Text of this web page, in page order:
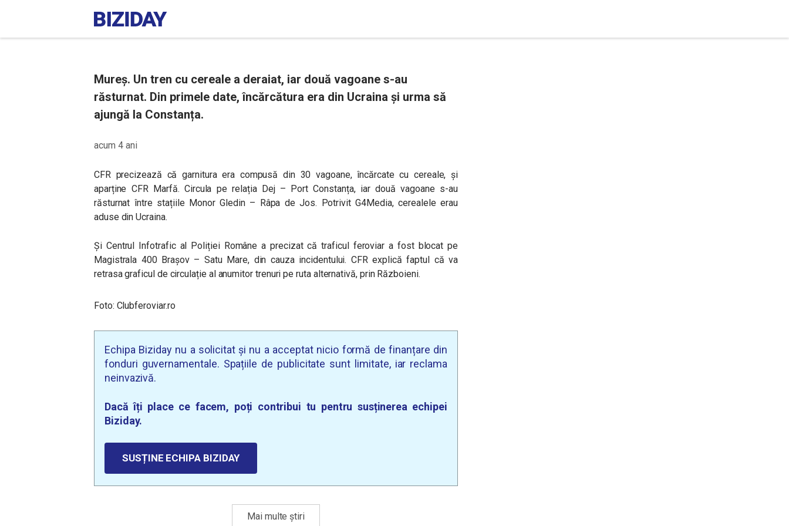
Mureș. Un tren cu cereale a deraiat, iar două vagoane s-au
răsturnat. Din primele date, încărcătura era din Ucraina și urma să
ajungă la Constanța.
acum 4 ani
CFR precizează căgarnitura era compusă din 30 vagoane, încărcate cu cereale, și
aparține CFR Marfă. Circula pe relația Dej – Port Constanța, iar două vagoane s-au
răsturnat între stațiile Monor Gledin – Râpa de Jos. Potrivit G4Media, cerealele erau
aduse din Ucraina.
Și Centrul Infotrafic al Poliției Române a precizat că traficul feroviar a fost blocat pe
Magistrala 400 Brașov – Satu Mare, din cauza incidentului. CFR explică faptul că va
retrasa graficul de circulație al anumitor trenuri pe ruta alternativă, prin Războieni.
Foto: Clubferoviar.ro
Echipa Biziday nu a solicitat și nu a acceptat nicio formă de finanțare din
fonduri guvernamentale. Spațiile de publicitate sunt limitate, iar reclama
neinvazivă.
Dacă îți place ce facem, poți contribui tu pentru susținerea echipei
Biziday.
SUSȚINE ECHIPA BIZIDAY
Mai multe știri